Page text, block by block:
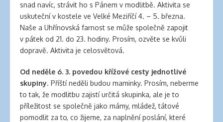
snad navíc, strávit ho s Pánem v modlitbě. Aktivita se
uskuteční v kostele ve Velké Meziříčí 4. – 5. března.
Naše a Uhřínovská farnost se může společně zapojit
v pátek od 21. do 23. hodiny. Prosím, ozvěte se kvůli
dopravě. Aktivita je celosvětová.
Od neděle 6. 3. povedou křížové cesty jednotlivé
skupiny. Příští neděli budou maminky. Prosím, neberme
to tak, že modlitbu zajistí určitá skupinka, ale je to
příležitost se společně jako mámy, mládež, tátové
pomodlit za to, co žijeme, za naplnění poslání, které